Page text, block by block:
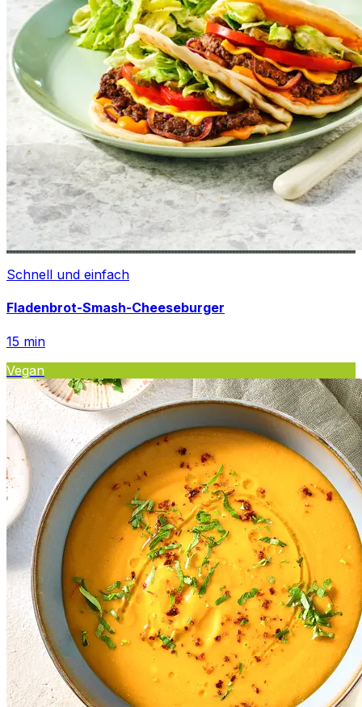
Schnell und einfach
Fladenbrot-Smash-Cheeseburger
15 min
Vegan